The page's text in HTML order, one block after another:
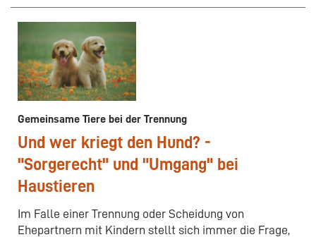
Gemeinsame Tiere bei der Trennung
Und wer kriegt den Hund? -
"Sorgerecht" und "Umgang" bei
Haustieren
Im Falle einer Trennung oder Scheidung von
Ehepartnern mit Kindern stellt sich immer die Frage,